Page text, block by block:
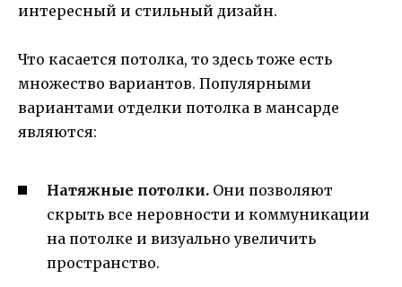
интересный и стильный дизайн.
Что касается потолка, то здесь тоже есть
множество вариантов. Популярными
вариантами отделки потолка в мансарде
являются:
Натяжные потолки. Они позволяют
скрыть все неровности и коммуникации
на потолке и визуально увеличить
пространство.